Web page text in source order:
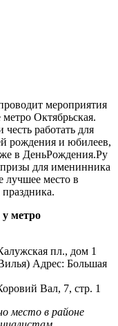
мероприятия
Октябрьская.
работать для
рождения и юбилеев,
в ДеньРождения.Ру
для именинника
лучшее место в
метро
пл., дом 1
Адрес: Большая
Вал, 7, стр. 1
место в районе